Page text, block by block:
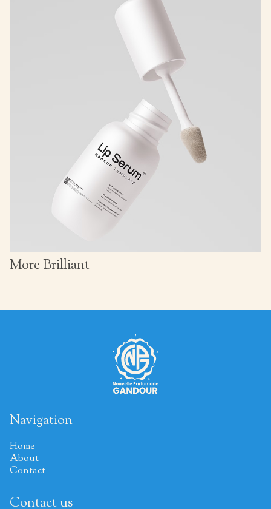
More Brilliant
Navigation
Home
About
Contact
Contact us